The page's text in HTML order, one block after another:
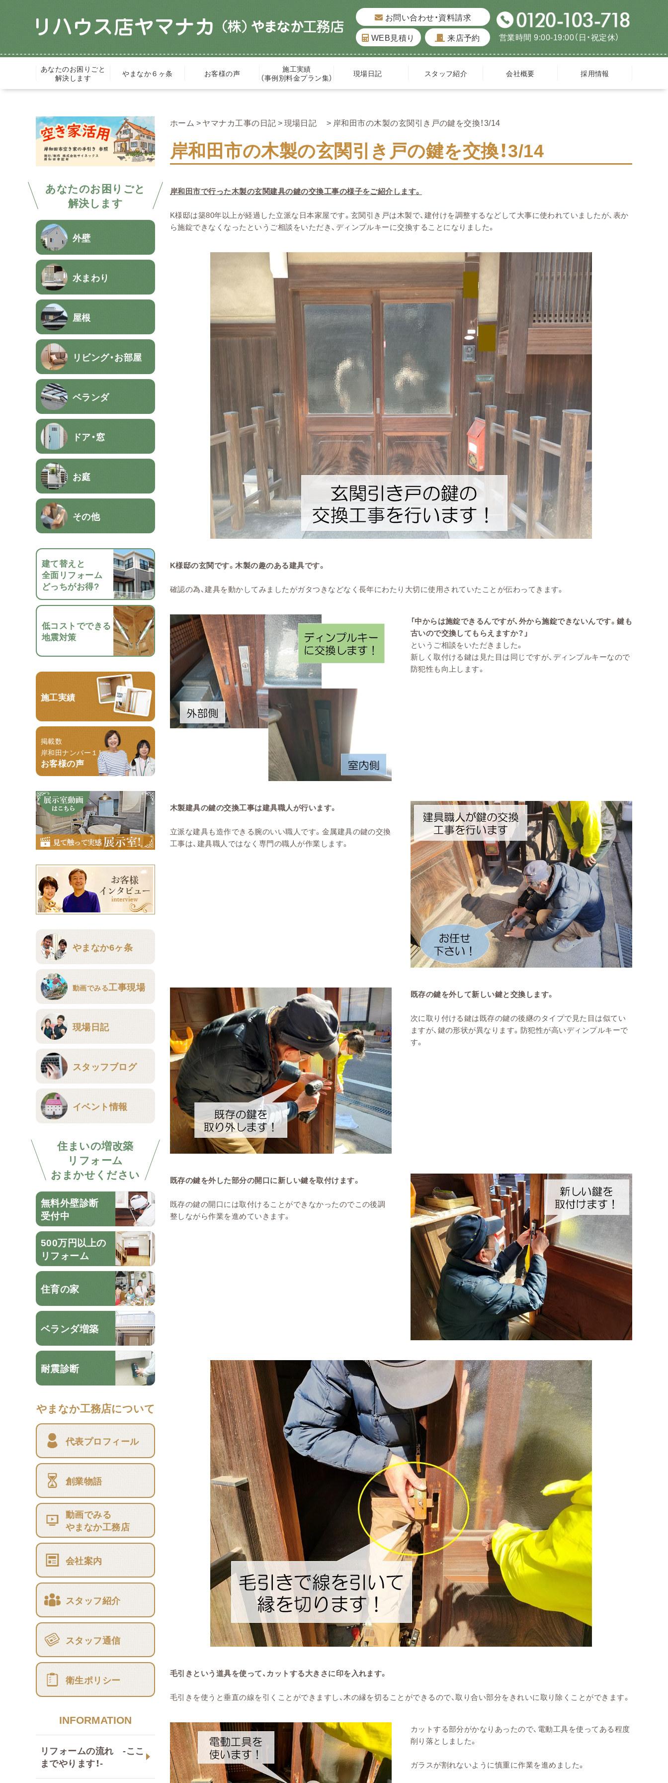
お問い合わせ・資料請求
WEB見積り
来店予約 営業時間 9:00-19:00（日・祝定休）
あなたのお困りごと
解決します
やまなか６ヶ条 お客様の声
施工実績
（事例別料金プラン集）
現場日記 スタッフ紹介 会社概要 採用情報
あなたのお困りごと
解決します
外壁
水まわり
屋根
リビング・お部屋
ベランダ
ドア・窓
お庭
その他
建て替えと
全面リフォーム
どっちがお得?
低コストでできる
地震対策
施工実績
掲載数
岸和田ナンバー１！
お客様の声
やまなか6ヶ条
動画でみる工事現場
現場日記
スタッフブログ
イベント情報
住まいの増改築
リフォーム
おまかせください
無料外壁診断
受付中
500万円以上の
リフォーム
住育の家
ベランダ増築
耐震診断
やまなか工務店について
代表プロフィール
創業物語
動画でみる
やまなか工務店
会社案内
スタッフ紹介
スタッフ通信
衛生ポリシー
INFORMATION
リフォームの流れ -ここ
までやります！-
ホーム ヤマナカ工事の日記 現場日記 岸和田市の木製の玄関引き戸の鍵を交換！3/14
岸和田市の木製の玄関引き戸の鍵を交換！3/14
岸和田市で行った木製の玄関建具の鍵の交換工事の様子をご紹介します。
K様邸は築80年以上が経過した立派な日本家屋です。玄関引き戸は木製で、建付けを調整するなどして大事に使われていましたが、表か
ら施錠できなくなったというご相談をいただき、ディンプルキーに交換することになりました。
K様邸の玄関です。木製の趣のある建具です。
確認の為、建具を動かしてみましたがガタつきなどなく長年にわたり大切に使用されていたことが伝わってきます。
「中からは施錠できるんですが、外から施錠できないんです。鍵も
古いので交換してもらえますか？」
というご相談をいただきました。
新しく取付ける鍵は見た目は同じですが、ディンプルキーなので
防犯性も向上します。
木製建具の鍵の交換工事は建具職人が行います。
立派な建具も造作できる腕のいい職人です。金属建具の鍵の交換
工事は、建具職人ではなく専門の職人が作業します。
既存の鍵を外して新しい鍵と交換します。
次に取り付ける鍵は既存の鍵の後継のタイプで見た目は似てい
ますが、鍵の形状が異なります。防犯性が高いディンプルキーで
す。
既存の鍵を外した部分の開口に新しい鍵を取付けます。
既存の鍵の開口には取付けることができなかったのでこの後調
整しながら作業を進めていきます。
毛引きという道具を使って、カットする大きさに印を入れます。
毛引きを使うと垂直の線を引くことができますし、木の縁を切ることができるので、取り合い部分をきれいに取り除くことができます。
カットする部分がかなりあったので、電動工具を使ってある程度
削り落としました。
ガラスが割れないように慎重に作業を進めました。